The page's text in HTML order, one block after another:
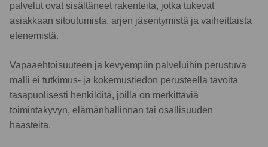
palvelut ovat sisältäneet rakenteita, jotka tukevat
asiakkaan sitoutumista, arjen jäsentymistä ja vaiheittaista
etenemistä.
Vapaaehtoisuuteen ja kevyempiin palveluihin perustuva
malli ei tutkimus- ja kokemustiedon perusteella tavoita
tasapuolisesti henkilöitä, joilla on merkittäviä
toimintakyvyn, elämänhallinnan tai osallisuuden
haasteita.